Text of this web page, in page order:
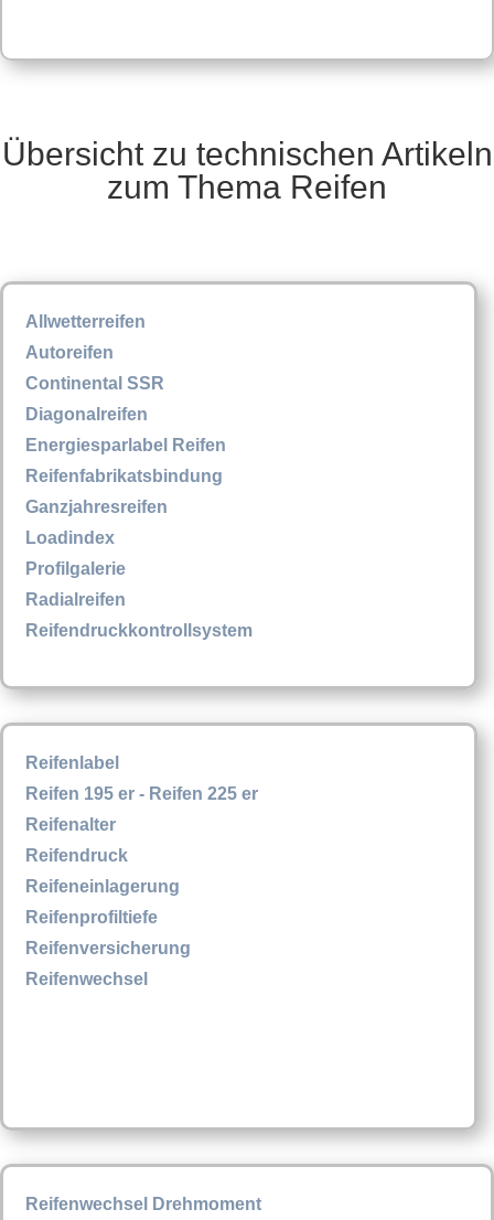
Übersicht zu technischen Artikeln
zum Thema Reifen
Allwetterreifen
Autoreifen
Continental SSR
Diagonalreifen
Energiesparlabel Reifen
Reifenfabrikatsbindung
Ganzjahresreifen
Loadindex
Profilgalerie
Radialreifen
Reifendruckkontrollsystem
Reifenlabel
Reifen 195 er - Reifen 225 er
Reifenalter
Reifendruck
Reifeneinlagerung
Reifenprofiltiefe
Reifenversicherung
Reifenwechsel
Reifenwechsel Drehmoment